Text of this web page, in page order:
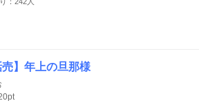
売】年上の旦那様